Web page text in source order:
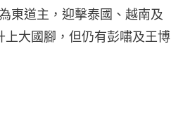
東道主，迎擊泰國、越南及
大國腳，但仍有彭嘯及王博